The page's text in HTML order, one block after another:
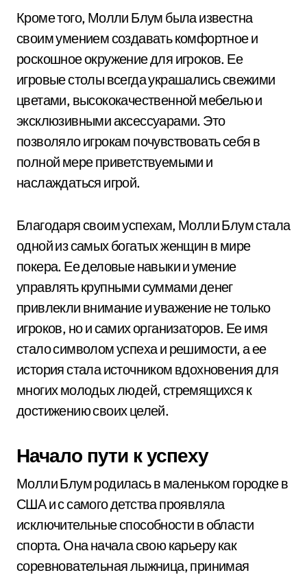
Кроме того, Молли Блум была известна
своим умением создавать комфортное и
роскошное окружение для игроков. Ее
игровые столы всегда украшались свежими
цветами, высококачественной мебелью и
эксклюзивными аксессуарами. Это
позволяло игрокам почувствовать себя в
полной мере приветствуемыми и
наслаждаться игрой.
Благодаря своим успехам, Молли Блум стала
одной из самых богатых женщин в мире
покера. Ее деловые навыки и умение
управлять крупными суммами денег
привлекли внимание и уважение не только
игроков, но и самих организаторов. Ее имя
стало символом успеха и решимости, а ее
история стала источником вдохновения для
многих молодых людей, стремящихся к
достижению своих целей.
Начало пути к успеху
Молли Блум родилась в маленьком городке в
США и с самого детства проявляла
исключительные способности в области
спорта. Она начала свою карьеру как
соревновательная лыжница, принимая